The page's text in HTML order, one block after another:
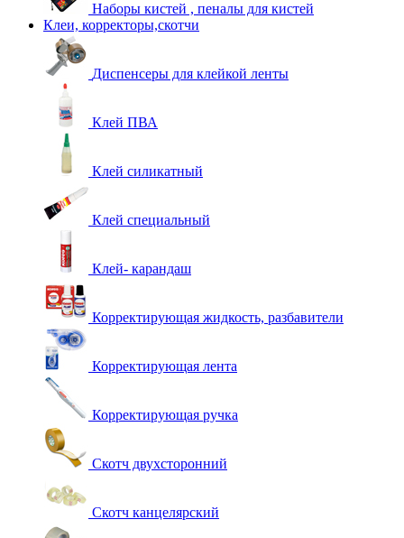
Наборы кистей , пеналы для кистей
Клеи, корректоры,скотчи
Диспенсеры для клейкой ленты
Клей ПВА
Клей силикатный
Клей специальный
Клей- карандаш
Корректирующая жидкость, разбавители
Корректирующая лента
Корректирующая ручка
Скотч двухсторонний
Скотч канцелярский